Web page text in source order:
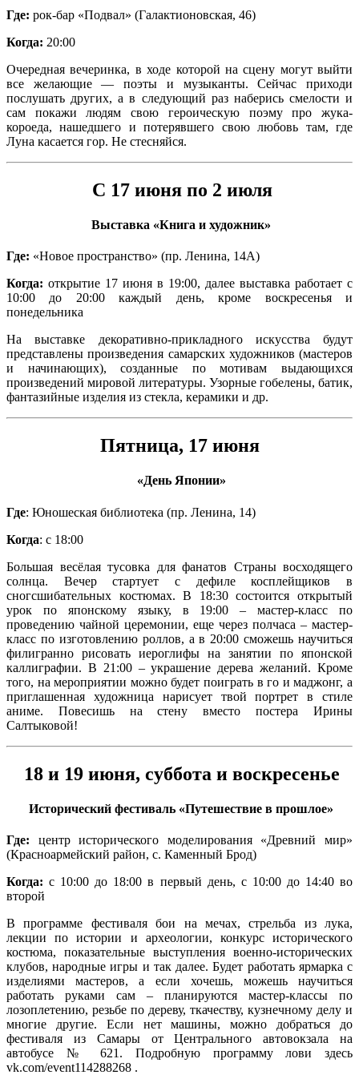
Где: рок-бар «Подвал» (Галактионовская, 46)
Когда: 20:00
Очередная вечеринка, в ходе которой на сцену могут выйти
все желающие — поэты и музыканты. Сейчас приходи
послушать других, а в следующий раз наберись смелости и
сам покажи людям свою героическую поэму про жука-
короеда, нашедшего и потерявшего свою любовь там, где
Луна касается гор. Не стесняйся.
С 17 июня по 2 июля
Выставка «Книга и художник»
Где: «Новое пространство» (пр. Ленина, 14А)
Когда: открытие 17 июня в 19:00, далее выставка работает с
10:00 до 20:00 каждый день, кроме воскресенья и
понедельника
На выставке декоративно-прикладного искусства будут
представлены произведения самарских художников (мастеров
и начинающих), созданные по мотивам выдающихся
произведений мировой литературы. Узорные гобелены, батик,
фантазийные изделия из стекла, керамики и др.
Пятница, 17 июня
«День Японии»
Где: Юношеская библиотека (пр. Ленина, 14)
Когда: с 18:00
Большая весёлая тусовка для фанатов Страны восходящего
солнца. Вечер стартует с дефиле косплейщиков в
сногсшибательных костюмах. В 18:30 состоится открытый
урок по японскому языку, в 19:00 – мастер-класс по
проведению чайной церемонии, еще через полчаса – мастер-
класс по изготовлению роллов, а в 20:00 сможешь научиться
филигранно рисовать иероглифы на занятии по японской
каллиграфии. В 21:00 – украшение дерева желаний. Кроме
того, на мероприятии можно будет поиграть в го и маджонг, а
приглашенная художница нарисует твой портрет в стиле
аниме. Повесишь на стену вместо постера Ирины
Салтыковой!
18 и 19 июня, суббота и воскресенье
Исторический фестиваль «Путешествие в прошлое»
Где: центр исторического моделирования «Древний мир»
(Красноармейский район, с. Каменный Брод)
Когда: с 10:00 до 18:00 в первый день, с 10:00 до 14:40 во
второй
В программе фестиваля бои на мечах, стрельба из лука,
лекции по истории и археологии, конкурс исторического
костюма, показательные выступления военно-исторических
клубов, народные игры и так далее. Будет работать ярмарка с
изделиями мастеров, а если хочешь, можешь научиться
работать руками сам – планируются мастер-классы по
лозоплетению, резьбе по дереву, ткачеству, кузнечному делу и
многие другие. Если нет машины, можно добраться до
фестиваля из Самары от Центрального автовокзала на
автобусе № 621. Подробную программу лови здесь
vk.com/event114288268 .